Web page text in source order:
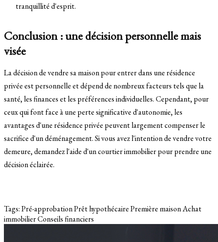
tranquillité d'esprit.
Conclusion : une décision personnelle mais
visée
La décision de vendre sa maison pour entrer dans une résidence
privée est personnelle et dépend de nombreux facteurs tels que la
santé, les finances et les préférences individuelles. Cependant, pour
ceux qui font face à une perte significative d'autonomie, les
avantages d'une résidence privée peuvent largement compenser le
sacrifice d'un déménagement. Si vous avez l'intention de vendre votre
demeure, demandez l'aide d'un courtier immobilier pour prendre une
décision éclairée.
Tags:Pré-approbationPrêt hypothécairePremière maisonAchat
immobilierConseils financiers